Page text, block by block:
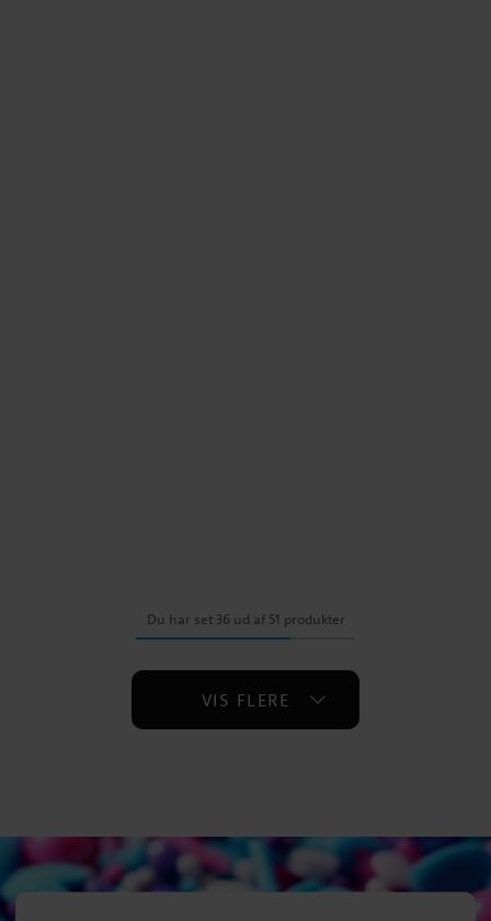
Du har set 36 ud af 51 produkter
VIS FLERE